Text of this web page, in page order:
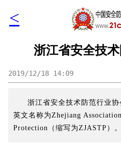
<
浙江省安全技
2019/12/18 14:09
浙江省安全技术防范行业协
英文名称为Zhejiang
Protection（缩写为ZJASTP）。